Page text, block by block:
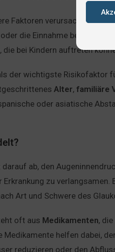
Faktoren verursacht
oder die Einnahme bestimmter
bei Kindern auftreten
der wichtigste Risikofaktor
Alter, familiäre
oder asiatische
ab, den
zu verlangsamen.
Art und Schwere des
oft aus Medikamenten,
helfen dabei,
reduzieren oder den